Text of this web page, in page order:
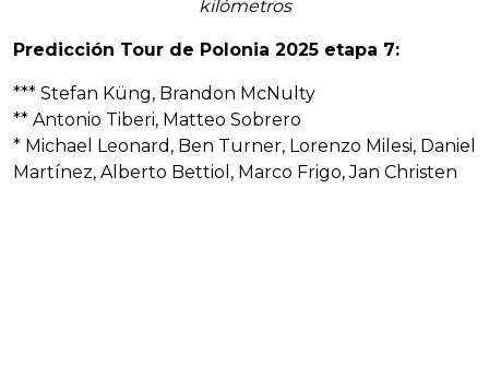
kilómetros
Predicción Tour de Polonia 2025 etapa 7:
*** Stefan Küng, Brandon McNulty
** Antonio Tiberi, Matteo Sobrero
* Michael Leonard, Ben Turner, Lorenzo Milesi, Daniel
Martínez, Alberto Bettiol, Marco Frigo, Jan Christen